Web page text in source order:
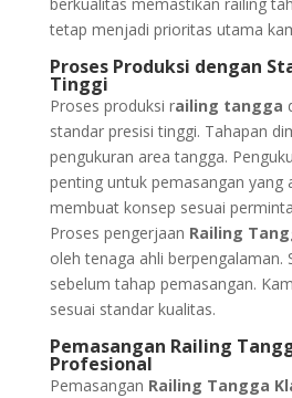
berkualitas memastikan railing
tetap menjadi prioritas utama
Proses Produksi dengan
Tinggi
Proses produksi railing tangga
standar presisi tinggi. Tahapan
pengukuran area tangga.
penting untuk pemasangan yang
membuat konsep sesuai
Proses pengerjaan Railing
oleh tenaga ahli berpengalaman.
sebelum tahap pemasangan.
sesuai standar kualitas.
Pemasangan Railing
Profesional
Pemasangan Railing Tangga